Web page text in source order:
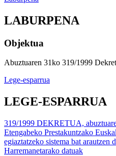
LABURPENA
Objektua
Abuztuaren 31ko 319/1999
Lege-esparrua
LEGE-ESPARRUA
319/1999 DEKRETUA,
Etengabeko Prestakuntzako
egiaztatzeko sistema bat arautzen
Harremanetarako datuak